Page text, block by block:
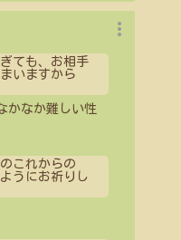
ても、お相手
いますから
かなか難しい性
これからの
うにお祈りし
more_vert